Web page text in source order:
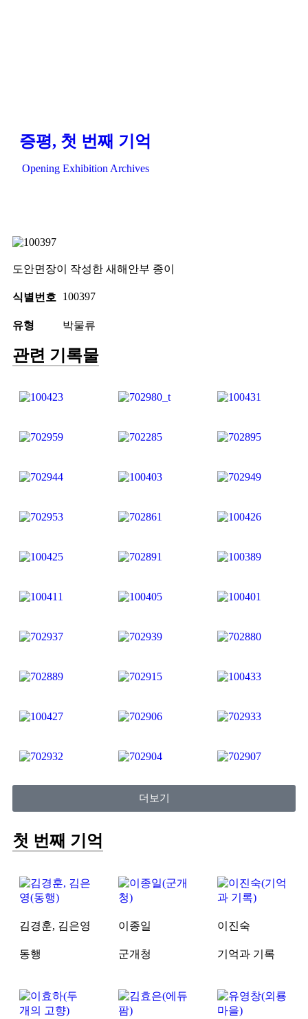
증평, 첫 번째 기억
Opening Exhibition Archives
도안면장이 작성한 새해안부 종이
식별번호 100397
유형 박물류
관련 기록물
더보기
첫 번째 기억
김경훈, 김은영
동행
이종일
군개청
이진숙
기억과 기록